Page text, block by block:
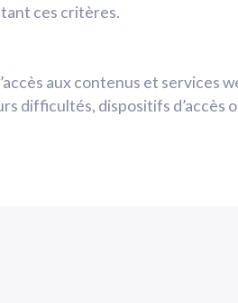
ces critères.
aux contenus et services
difficultés, dispositifs d’accès